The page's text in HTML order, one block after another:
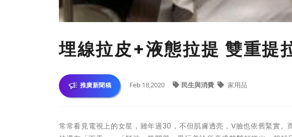
埋線拉皮+液態拉提 雙重提
推廣新聞稿 Feb 18,2020 民生與消費 家用品
常常看見電視上的女星，雖年過30，不但肌膚透亮，V臉也依舊緊實